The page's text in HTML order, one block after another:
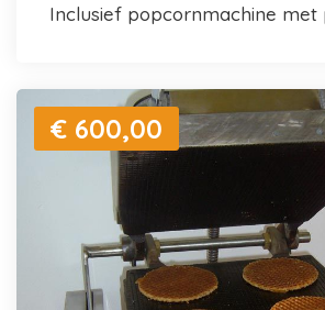
inclusief popcornmachine met
€ 600,00